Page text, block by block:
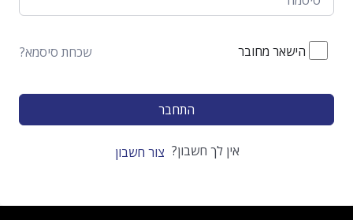
הישאר מחובר שכחת סיסמא?
התחבר
אין לך חשבון? צור חשבון